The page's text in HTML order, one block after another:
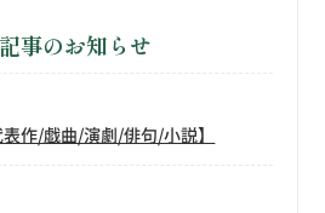
事のお知らせ
作/戯曲/演劇/俳句/小説】